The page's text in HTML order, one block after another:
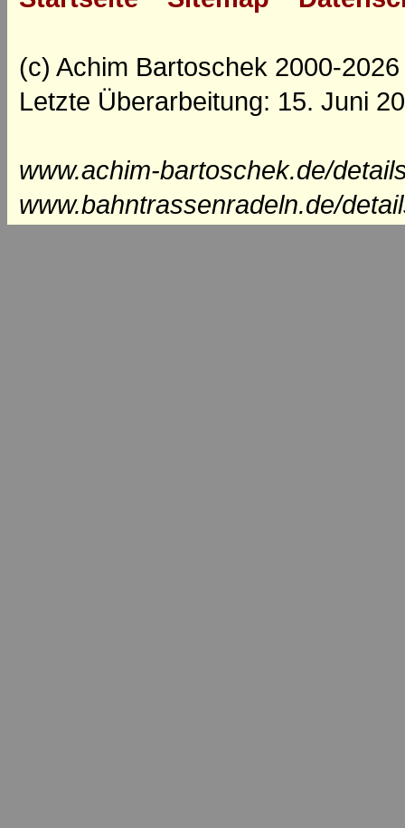
(c) Achim Bartoschek 2000-2026
Letzte Überarbeitung: 15. Juni
www.achim-bartoschek.de/
www.bahntrassenradeln.de/